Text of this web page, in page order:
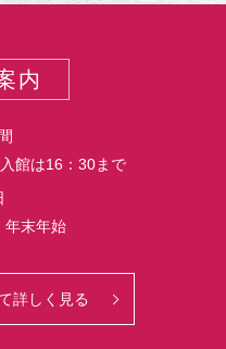
内
館は16：30まで
年末年始
詳しく見る